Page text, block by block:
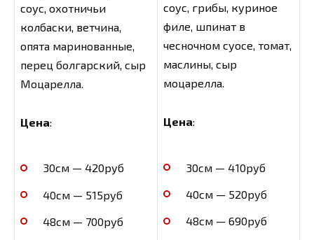
соус, охотничьи
колбаски, ветчина,
опята маринованные,
перец болгарский, сыр
Моцарелла.
Цена:
30см — 420руб
40см — 515руб
48см — 700руб
соус, грибы, куриное
филе, шпинат в
чесночном суосе, томат,
маслины, сыр
моцарелла.
Цена:
30см — 410руб
40см — 520руб
48см — 690руб